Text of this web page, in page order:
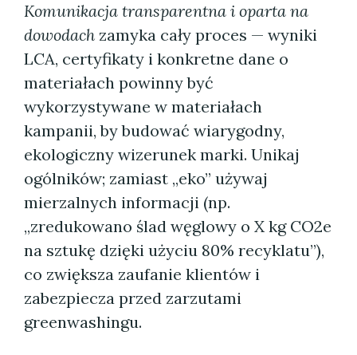
Komunikacja transparentna i oparta na
dowodach zamyka cały proces — wyniki
LCA, certyfikaty i konkretne dane o
materiałach powinny być
wykorzystywane w materiałach
kampanii, by budować wiarygodny,
ekologiczny wizerunek marki. Unikaj
ogólników; zamiast „eko” używaj
mierzalnych informacji (np.
„zredukowano ślad węglowy o X kg CO2e
na sztukę dzięki użyciu 80% recyklatu”),
co zwiększa zaufanie klientów i
zabezpiecza przed zarzutami
greenwashingu.